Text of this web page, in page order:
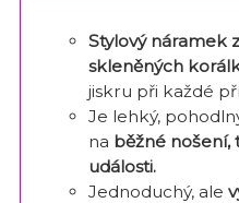
Stylový náramek
skleněných
jiskru při každé
Je lehký,
na běžné nošení,
události.
Jednoduchý, ale